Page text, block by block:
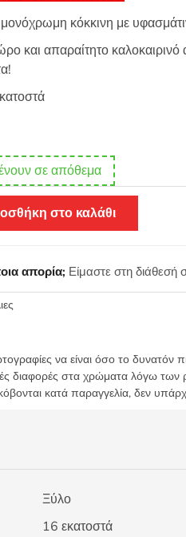
μονόχρωμη κόκκινη με
και απαραίτητο καλοκαιρινό
σε απόθεμα
στο καλάθι
απορία; Είμαστε στη διάθεσή
να είναι όσο το δυνατόν
διαφορές στα χρώματα λόγω των
κατά παραγγελία, δεν
Ξύλο
16 εκατοστά